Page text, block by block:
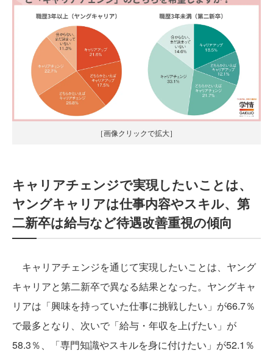
［画像クリックで拡大］
キャリアチェンジで実現したいことは、
ヤングキャリアは仕事内容やスキル、第
二新卒は給与など待遇改善重視の傾向
キャリアチェンジを通じて実現したいことは、ヤング
キャリアと第二新卒で異なる結果となった。ヤングキャ
リアは「興味を持っていた仕事に挑戦したい」が66.7％
で最多となり、次いで「給与・年収を上げたい」が
58.3％、「専門知識やスキルを身に付けたい」が52.1％